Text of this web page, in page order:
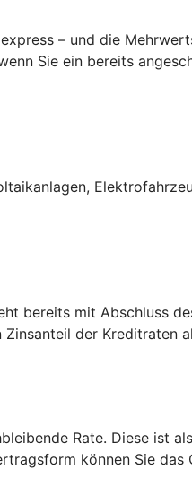
– und die
Sie ein bereits
bereits mit Abschluss
der Kreditraten
Rate. Diese ist
können Sie